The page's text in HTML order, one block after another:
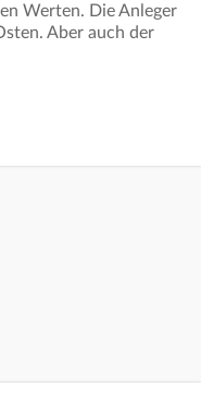
Werten. Die Anleger
Aber auch der